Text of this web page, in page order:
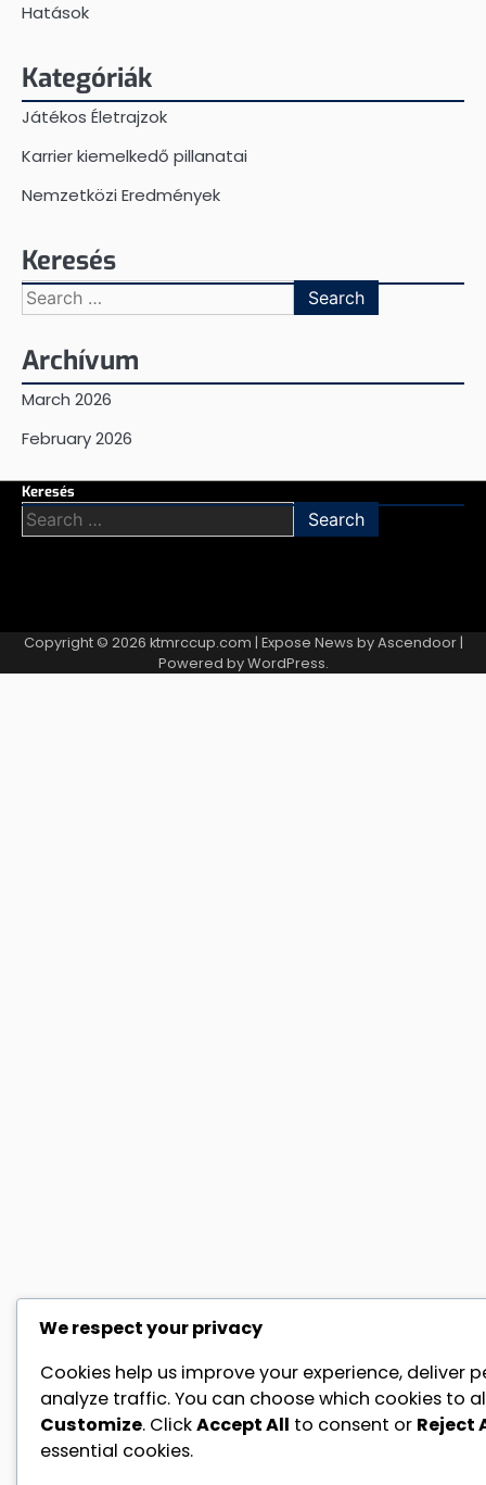
Hatások
Kategóriák
Játékos Életrajzok
Karrier kiemelkedő pillanatai
Nemzetközi Eredmények
Keresés
Search
for:
Archívum
March 2026
February 2026
Keresés
Search
for:
Copyright © 2026 ktmrccup.com | Expose News byAscendoor|
Powered byWordPress.
We respect your privacy
Cookies help us improve your experience, deliver
analyze traffic. You can choose which cookies to
Customize. ClickAccept All to consent or Reject
essential cookies.